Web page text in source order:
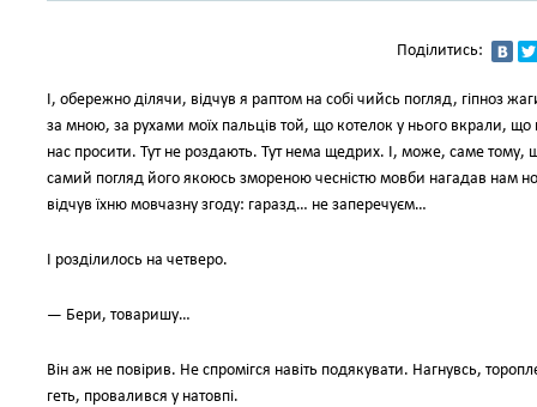
Поділитись:
І, обережно ділячи, відчув я раптом на собі чийсь погляд, гіпноз
за мною, за рухами моїх пальців той, що котелок у нього вкрали,
нас просити. Тут не роздають. Тут нема щедрих. І, може, саме тому,
самий погляд його якоюсь змореною чесністю мовби нагадав нам
відчув їхню мовчазну згоду: гаразд… не заперечуєм…
І розділилось на четверо.
— Бери, товаришу…
Він аж не повірив. Не спромігся навіть подякувати. Нагнувсь,
геть, провалився у натовпі.